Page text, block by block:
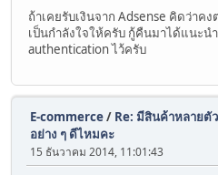
ถ้าเคยรับเงินจาก Adsense คิดว่าค
เป็นกำลังใจให้ครับ กู้คืนมาได้แนะน
authentication ไว้ครับ
E-commerce/ Re: มีสินค้าหลายตั
อย่าง ๆ ดีไหมคะ
15 ธันวาคม 2014, 11:01:43